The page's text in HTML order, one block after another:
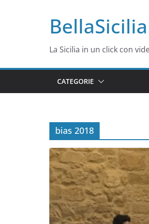
La Sicilia in un click con
CATEGORIE
bias 2018